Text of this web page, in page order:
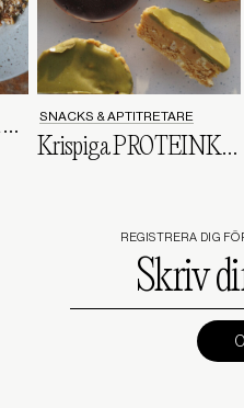
Söndagsgranola med YOGHURT och BANAN SNACKS & APTITRETARE
Krispiga PROTEINKAKOR på RISKAKA
REGISTRERA DIG